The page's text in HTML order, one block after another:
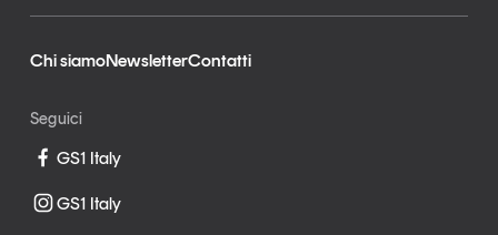
Un anno di
Chi siamoNewsletterContatti
Seguici
GS1 Italy
GS1 Italy